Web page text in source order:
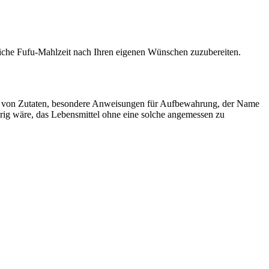
Fufu-Mahlzeit nach Ihren eigenen Wünschen zuzubereiten.
Zutaten, besondere Anweisungen für Aufbewahrung, der Name
wäre, das Lebensmittel ohne eine solche angemessen zu